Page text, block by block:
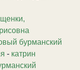
бурманский
- катрин